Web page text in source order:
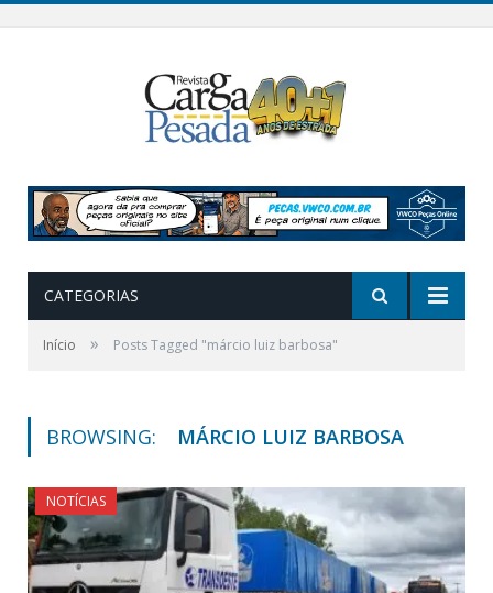
CATEGORIAS
Início » Posts Tagged "márcio luiz barbosa"
BROWSING: MÁRCIO LUIZ BARBOSA
NOTÍCIAS